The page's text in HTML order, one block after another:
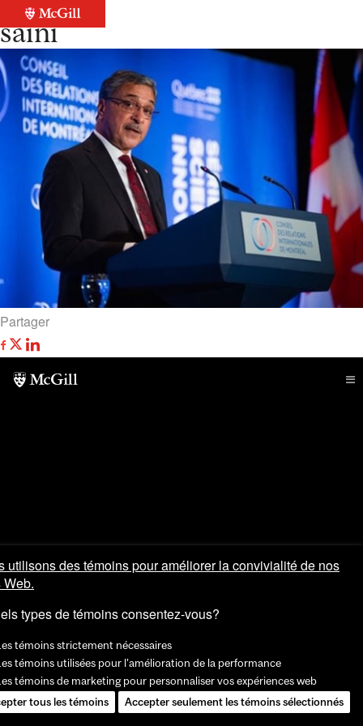
Retour à la liste
saini
Partager
utilisons des témoins pour améliorer la convivialité de nos
types de témoins consentez-vous?
témoins strictement nécessaires
témoins utilisées pour l'amélioration de la performance
témoins de marketing pour personnaliser vos expériences web
tous les témoins
Accepter seulement les témoins sélectionnés